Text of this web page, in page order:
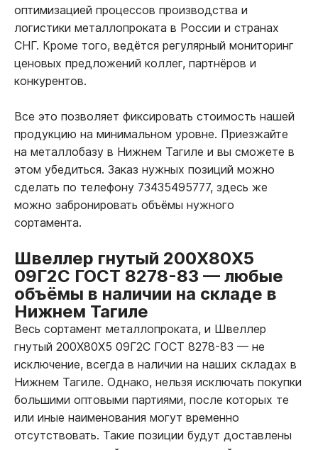
оптимизацией процессов производства и
логистики металлопроката в России и странах
СНГ. Кроме того, ведётся регулярный мониторинг
ценовых предложений коллег, партнёров и
конкурентов.
Все это позволяет фиксировать стоимость нашей
продукцию на минимальном уровне. Приезжайте
на металлобазу в Нижнем Тагиле и вы сможете в
этом убедиться. Заказ нужных позиций можно
сделать по телефону 73435495777, здесь же
можно забронировать объёмы нужного
сортамента.
Швеллер гнутый 200Х80Х5
09Г2С ГОСТ 8278-83 — любые
объёмы в наличии на складе в
Нижнем Тагиле
Весь сортамент металлопроката, и Швеллер
гнутый 200Х80Х5 09Г2С ГОСТ 8278-83 — не
исключение, всегда в наличии на наших складах в
Нижнем Тагиле. Однако, нельзя исключать покупки
большими оптовыми партиями, после которых те
или иные наименования могут временно
отсутствовать. Такие позиции будут доставлены